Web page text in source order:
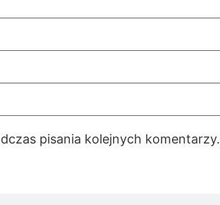
pisania kolejnych komentarzy.